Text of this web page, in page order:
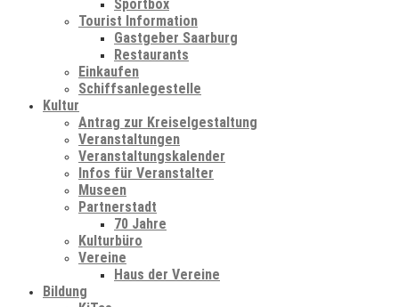
Sportbox
Tourist Information
Gastgeber Saarburg
Restaurants
Einkaufen
Schiffsanlegestelle
Kultur
Antrag zur Kreiselgestaltung
Veranstaltungen
Veranstaltungskalender
Infos für Veranstalter
Museen
Partnerstadt
70 Jahre
Kulturbüro
Vereine
Haus der Vereine
Bildung